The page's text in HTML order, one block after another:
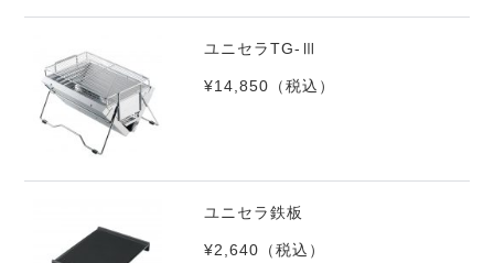
ユニセラTG-Ⅲ
¥14,850 （税込）
ユニセラ鉄板
¥2,640 （税込）